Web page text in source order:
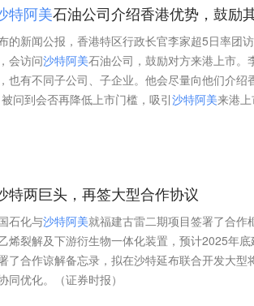
特阿美石油公司介绍香港优势，鼓励
的新闻公报，香港特区行政长官李家超5日率团
会访问沙特阿美石油公司，鼓励对方来港上市。
也有不同子公司、子企业。他会尽量向他们介绍
问到会否再降低上市门槛，吸引沙特阿美来港
特两巨头，再签大型合作协议
石化与沙特阿美就福建古雷二期项目签署了合
烯裂解及下游衍生物一体化装置，预计2025年
了合作谅解备忘录，拟在沙特延布联合开发大型
同优化。（证券时报）